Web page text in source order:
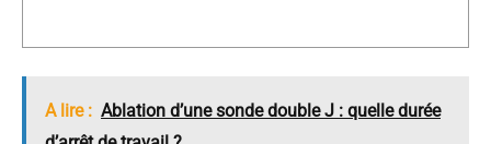
A lire : Ablation d’une sonde double J : quelle durée